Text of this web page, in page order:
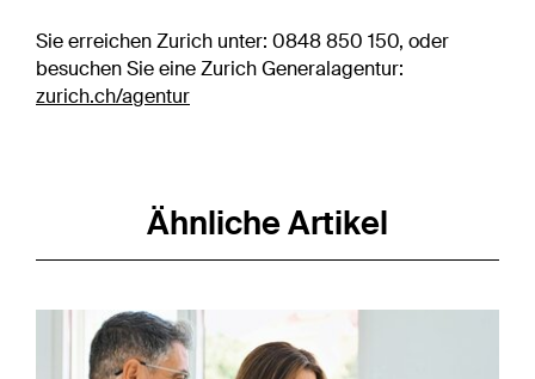
Sie erreichen Zurich unter: 0848 850 150, oder
besuchen Sie eine Zurich Generalagentur:
zurich.ch/agentur
Ähnliche Artikel